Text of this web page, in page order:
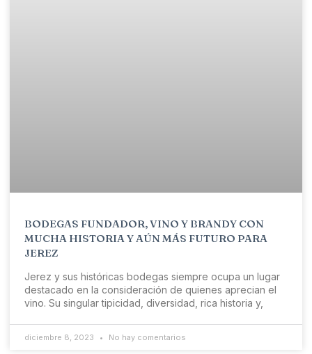
BODEGAS FUNDADOR, VINO Y BRANDY CON
MUCHA HISTORIA Y AÚN MÁS FUTURO PARA
JEREZ
Jerez y sus históricas bodegas siempre ocupa un lugar
destacado en la consideración de quienes aprecian el
vino. Su singular tipicidad, diversidad, rica historia y,
diciembre 8, 2023 No hay comentarios